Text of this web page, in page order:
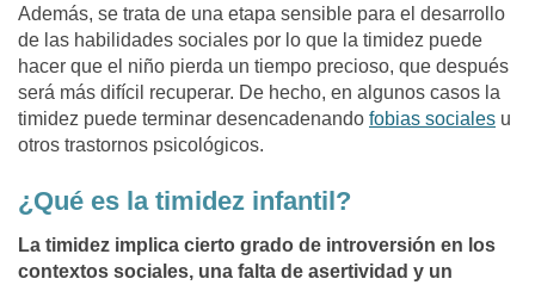
Además, se trata de una etapa sensible para el desarrollo
de las habilidades sociales por lo que la timidez puede
hacer que el niño pierda un tiempo precioso, que después
será más difícil recuperar. De hecho, en algunos casos la
timidez puede terminar desencadenando fobias sociales u
otros trastornos psicológicos.
¿Qué es la timidez infantil?
La timidez implica cierto grado de introversión en los
contextos sociales, una falta de asertividad y un